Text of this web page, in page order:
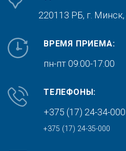
220113 РБ, г. Минск,
ВРЕМЯ ПРИЕМА:
пн-пт 09:00-17:00
ТЕЛЕФОНЫ:
+375 (17) 24-34-000
+375 (17) 24-35-000